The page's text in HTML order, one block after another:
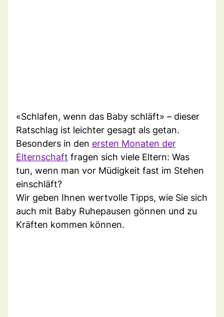
«Schlafen, wenn das Baby schläft» – dieser
Ratschlag ist leichter gesagt als getan.
Besonders in den ersten Monaten der
Elternschaft fragen sich viele Eltern: Was
tun, wenn man vor Müdigkeit fast im Stehen
einschläft?
Wir geben Ihnen wertvolle Tipps, wie Sie sich
auch mit Baby Ruhepausen gönnen und zu
Kräften kommen können.